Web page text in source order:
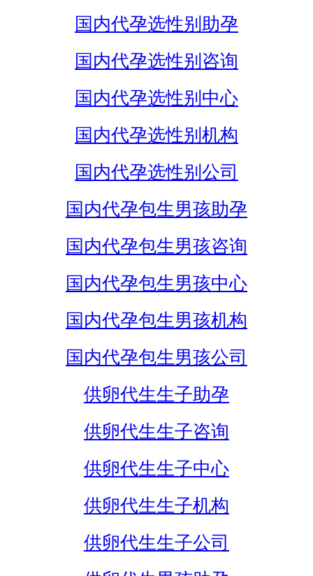
国内代孕选性别助孕
国内代孕选性别咨询
国内代孕选性别中心
国内代孕选性别机构
国内代孕选性别公司
国内代孕包生男孩助孕
国内代孕包生男孩咨询
国内代孕包生男孩中心
国内代孕包生男孩机构
国内代孕包生男孩公司
供卵代生生子助孕
供卵代生生子咨询
供卵代生生子中心
供卵代生生子机构
供卵代生生子公司